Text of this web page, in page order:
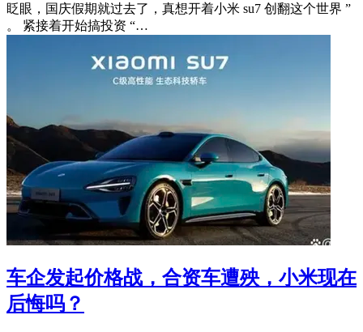
眨眼，国庆假期就过去了，真想开着小米 su7 创翻这个世界 ”
。 紧接着开始搞投资 “…
车企发起价格战，合资车遭殃，小米现在
后悔吗？